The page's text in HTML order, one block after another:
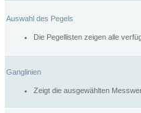
Auswahl des Pegels
Die Pegellisten zeigen alle
Ganglinien
Zeigt die ausgewählten